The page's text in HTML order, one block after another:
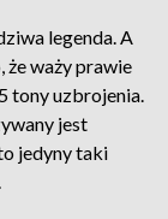
legenda. A
że waży prawie
tony uzbrojenia.
jest
jedyny taki